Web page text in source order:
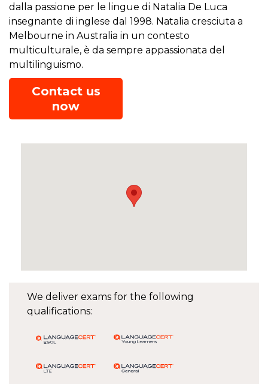
We deliver exams for the following
qualifications:
dalla passione per le lingue di Natalia De Luca
insegnante di inglese dal 1998. Natalia cresciuta a
Melbourne in Australia in un contesto
multiculturale, è da sempre appassionata del
multilinguismo.
Contact us
now